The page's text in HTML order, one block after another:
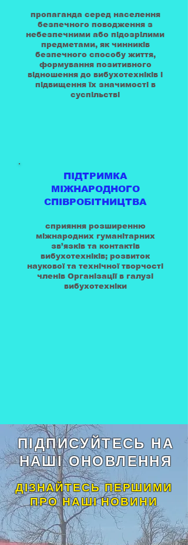
пропаганда серед населення
безпечного поводження з
небезпечними або підозрілими
предметами, як чинників
безпечного способу життя,
формування позитивного
відношення до вибухотехніків і
підвищення їх значимості в
суспільстві
ПІДТРИМКА
МІЖНАРОДНОГО
СПІВРОБІТНИЦТВА
сприяння розширенню
міжнародних гуманітарних
зв’язків та контактів
вибухотехніків; розвиток
наукової та технічної творчості
членів Організації в галузі
вибухотехніки
ПІДПИСУЙТЕСЬ НА
НАШІ ОНОВЛЕННЯ
ДІЗНАЙТЕСЬ ПЕРШИМИ
ПРО НАШІ НОВИНИ